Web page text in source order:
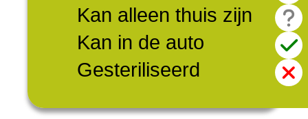
Kan alleen thuis zijn
Kan in de auto
Gesteriliseerd